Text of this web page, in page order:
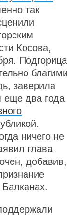
так
Косова,
Подгорица
благими
заверила
еще два года
ничего не
глава
добавив,
Балканах.